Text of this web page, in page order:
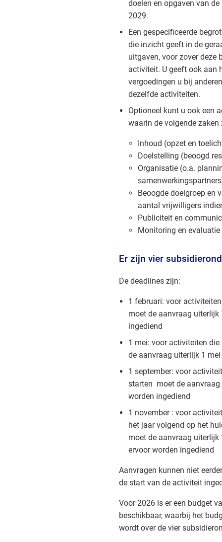
doelen en opgaven van
2029.
Een gespecificeerde
die inzicht geeft in de
uitgaven, voor zover deze
activiteit. U geeft ook aan
vergoedingen u bij
dezelfde activiteiten.
Optioneel kunt u ook een
waarin de volgende zaken
Inhoud (opzet en
Doelstelling (beoogd
Organisatie (o.a.
Beoogde doelgroep en
aantal vrijwilligers
Publiciteit en
Monitoring en evaluatie
Er zijn vier
De deadlines zijn:
1 februari: voor
moet de aanvraag
ingediend
1 mei: voor activiteiten
de aanvraag uiterlijk 1
1 september: voor
starten moet de
worden ingediend
1 november : voor
het jaar volgend op het
moet de aanvraag
ervoor worden ingediend
Aanvragen kunnen niet
de start van de activiteit
Voor 2026 is er een budget
beschikbaar, waarbij het
wordt over de vier